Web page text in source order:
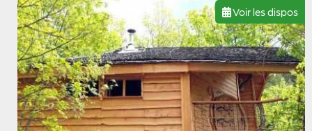
Voir les dispos